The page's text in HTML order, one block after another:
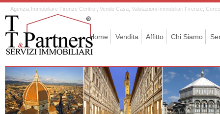
Agenzia Immobiliare Firenze Centro , Vendo Casa, Valutazioni Immobiliari Firenze,
Chi Siamo
Affitto
Vendita
Home